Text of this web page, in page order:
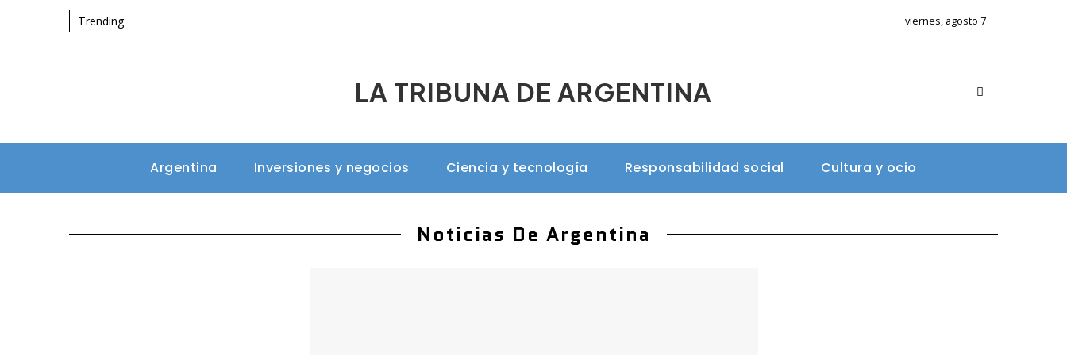
Trending viernes, agosto 7
LA TRIBUNA DE ARGENTINA
Argentina Inversiones y negocios Ciencia y tecnología Responsabilidad social Cultura y ocio
Noticias De Argentina